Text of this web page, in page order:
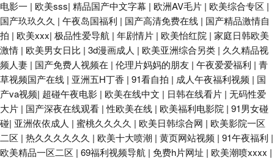
电影一 | 欧美sss| 精品国产中文字幕 | 欧洲AV毛片 | 欧美综合专区 |
国产玖玖久久 | 午夜岛国福利 | 国产高清免费在线 | 国产精品激情自
拍 | 欧美xxx| 极品性爱导航 | 年剧情片 | 欧美怡红院 | 家庭日韩欧美
激情 | 欧美男女日比 | 3d漫画成人 | 欧美亚洲综合另类 | 久久精品视
频人妻 | 国产免费人视频在 | 伦理片妈妈的朋友 | 午夜爱爱福利 | 青
草视频国产在线 | 亚洲五H丁香 | 91看自拍 | 成人午夜福利视频 | 国
产va视频| 超碰午夜电影 | 欧美在线中文 | 日韩在线看片 | 无码性爱
大片 | 国产深夜在线观看 |性欧美在线 | 欧美福利电影院 | 91男女碰
碰| 亚洲依依成人 | 蜜桃久久久久 | 欧美日韩综合网 | 欧美影院一区
二区 | 热久久久久久久 | 欧美十大喷潮 | 黄页网站视频 | 91午夜福利 |
欧美精品一区二区 | 69福利视频导航 | 免费h片网址 | 欧美潮喷xxxx |